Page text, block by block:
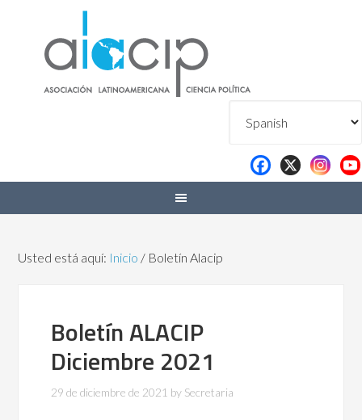
Usted está aquí: Inicio / Boletín Alacip
Boletín ALACIP
Diciembre 2021
29 de diciembre de 2021 by Secretaria